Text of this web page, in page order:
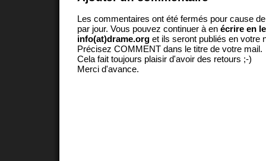
Les commentaires ont été fermés pour cause
par jour. Vous pouvez continuer à en écrire en
info(at)drame.org et ils seront publiés en votre
Précisez COMMENT dans le titre de votre mail.
Cela fait toujours plaisir d'avoir des retours ;-)
Merci d'avance.